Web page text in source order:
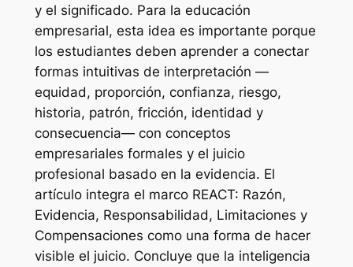
y el significado. Para la educación
empresarial, esta idea es importante porque
los estudiantes deben aprender a conectar
formas intuitivas de interpretación —
equidad, proporción, confianza, riesgo,
historia, patrón, fricción, identidad y
consecuencia— con conceptos
empresariales formales y el juicio
profesional basado en la evidencia. El
artículo integra el marco REACT: Razón,
Evidencia, Responsabilidad, Limitaciones y
Compensaciones como una forma de hacer
visible el juicio. Concluye que la inteligencia